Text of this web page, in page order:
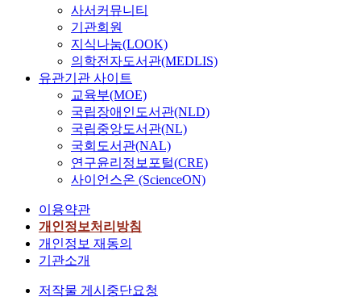
사서커뮤니티
기관회원
지식나눔(LOOK)
의학전자도서관(MEDLIS)
유관기관 사이트
교육부(MOE)
국립장애인도서관(NLD)
국립중앙도서관(NL)
국회도서관(NAL)
연구윤리정보포털(CRE)
사이언스온 (ScienceON)
이용약관
개인정보처리방침
개인정보 재동의
기관소개
저작물 게시중단요청